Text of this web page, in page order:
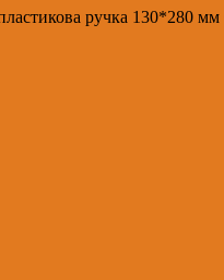
ручка 130*280 мм